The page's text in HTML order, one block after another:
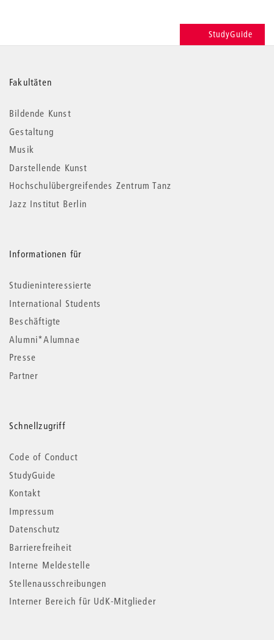
StudyGuide
Weitere
Informationen
Fakultäten
Bildende Kunst
Gestaltung
Musik
Darstellende Kunst
Hochschulübergreifendes Zentrum Tanz
Jazz Institut Berlin
Informationen für
Studieninteressierte
International Students
Beschäftigte
Alumni*Alumnae
Presse
Partner
Schnellzugriff
Code of Conduct
StudyGuide
Kontakt
Impressum
Datenschutz
Barrierefreiheit
Interne Meldestelle
Stellenausschreibungen
Interner Bereich für UdK-Mitglieder